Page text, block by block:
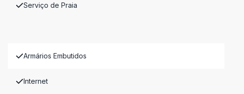
Serviço de Praia
Armários Embutidos
Internet